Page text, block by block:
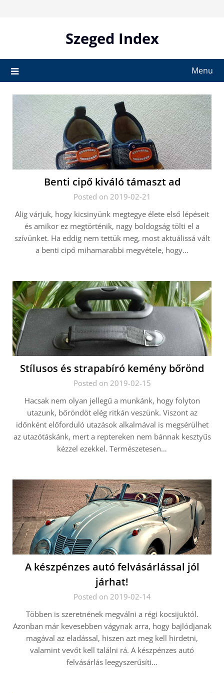
Szeged Index
Menu
Benti cipő kiváló támaszt ad
Posted on 2019-02-21
Alig várjuk, hogy kicsinyünk megtegye élete első lépéseit
és amikor ez megtörténik, nagy boldogság tölti el a
szívünket. Ha eddig nem tettük meg, most aktuálissá vált
a benti cipő mihamarabbi megvétele, hogy…
Stílusos és strapabíró kemény bőrönd
Posted on 2019-02-15
Hacsak nem olyan jellegű a munkánk, hogy folyton
utazunk, bőröndöt elég ritkán veszünk. Viszont az
időnként előforduló utazások alkalmával is megsérülhet
az utazótáskánk, mert a reptereken nem bánnak kesztyűs
kézzel ezekkel. Természetesen…
A készpénzes autó felvásárlással jól
járhat!
Posted on 2019-02-14
Többen is szeretnének megválni a régi kocsijuktól.
Azonban már kevesebben vágynak arra, hogy bajlódjanak
magával az eladással, hiszen azt meg kell hirdetni,
valamint vevőt kell találni rá. A készpénzes autó
felvásárlás leegyszerűsíti…